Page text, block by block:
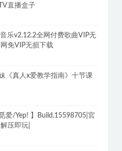
直播盒子
音乐v2.12.2全网付费歌曲VIP无
免VIP无损下载
《真人x爱教学指南》十节课
爱/Yep! 】Build.15598705|官
压即玩|